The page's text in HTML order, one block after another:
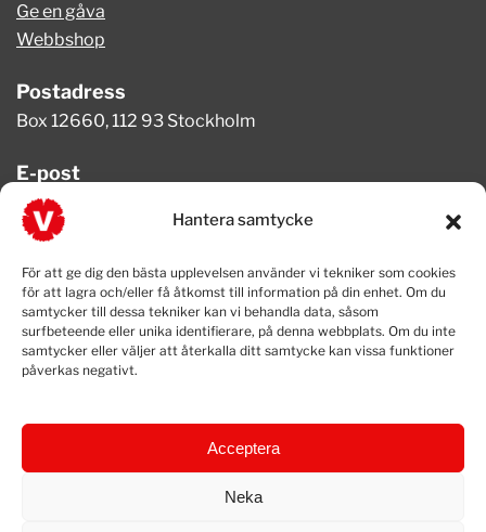
Hantera samtycke
För att ge dig den bästa upplevelsen använder vi tekniker som cookies
för att lagra och/eller få åtkomst till information på din enhet. Om du
samtycker till dessa tekniker kan vi behandla data, såsom
surfbeteende eller unika identifierare, på denna webbplats. Om du inte
samtycker eller väljer att återkalla ditt samtycke kan vissa funktioner
påverkas negativt.
Acceptera
Neka
Ge en gåva
Webbshop
Postadress
Box 12660, 112 93 Stockholm
E-post
info@vansterpartiet.se
08-654 08 20